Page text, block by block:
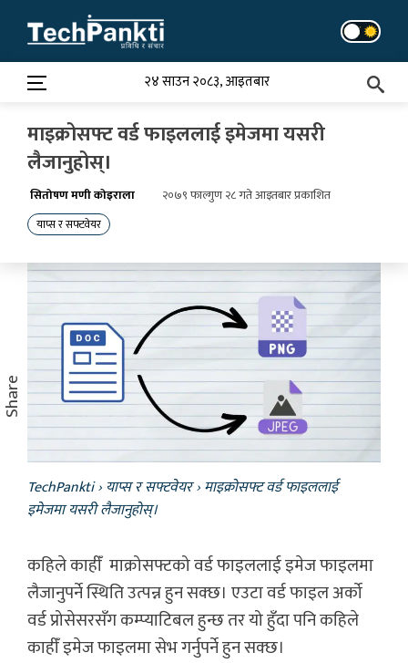
content
२४ साउन २०८३, आइतबार
माइक्रोसफ्ट वर्ड फाइललाई इमेजमा यसरी
लैजानुहोस्।
सितोषण मणी कोइराला २०७९ फाल्गुण २८ गते आइतबार प्रकाशित
याप्स र सफ्टवेयर
TechPankti› याप्स र सफ्टवेयर›माइक्रोसफ्ट वर्ड फाइललाई
इमेजमा यसरी लैजानुहोस्।
कहिले काहीँ माक्रोसफ्टको वर्ड फाइललाई इमेज फाइलमा
लैजानुपर्ने स्थिति उत्पन्न हुन सक्छ। एउटा वर्ड फाइल अर्को
वर्ड प्रोसेसरसँग कम्प्याटिबल हुन्छ तर यो हुँदा पनि कहिले
काहीँ इमेज फाइलमा सेभ गर्नुपर्ने हुन सक्छ।